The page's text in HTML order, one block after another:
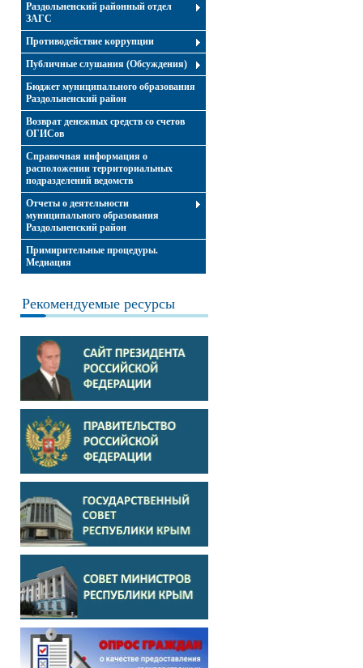
Раздольненский районный отдел
ЗАГС
Противодействие коррупции
Публичные слушания (Обсуждения)
Бюджет муниципального образования
Раздольненский район
Возврат денежных средств со счетов
ОГИСов
Справочная информация о
расположении территориальных
подразделений ведомств
Отчеты о деятельности
муниципального образования
Раздольненский район
Примирительные процедуры.
Медиация
Рекомендуемые ресурсы